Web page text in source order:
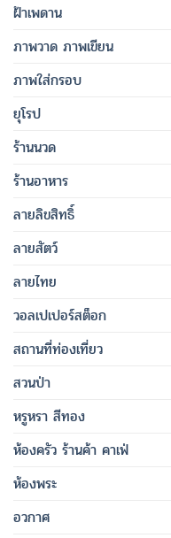
ฝ้าเพดาน
ภาพวาด ภาพเขียน
ภาพใส่กรอบ
ยุโรป
ร้านนวด
ร้านอาหาร
ลายลิขสิทธิ์
ลายสัตว์
ลายไทย
วอลเปเปอร์สต็อก
สถานที่ท่องเที่ยว
สวนป่า
หรูหรา สีทอง
ห้องครัว ร้านค้า คาเฟ่
ห้องพระ
อวกาศ